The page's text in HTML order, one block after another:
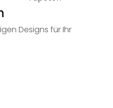
Designs für Ihr